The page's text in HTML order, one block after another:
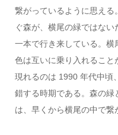
繋がっているように思え
ぐ森が、横尾の緑ではな
一本で行き来している。
色は互いに乗り入れること
現れるのは 1990 年代中頃
錯する時期である。森の緑
は、早くから横尾の中で繋